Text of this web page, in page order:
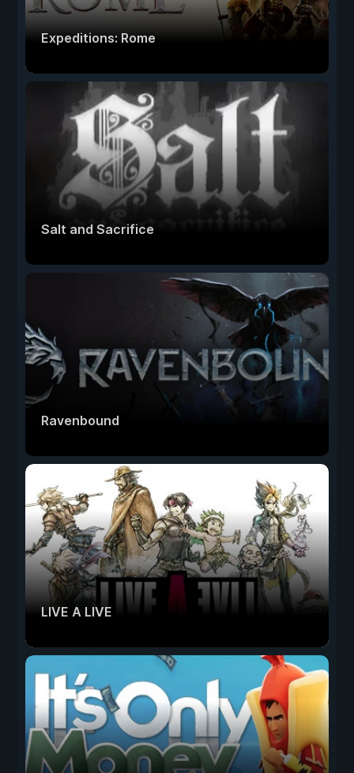
Expeditions: Rome
Salt and Sacrifice
Ravenbound
LIVE A LIVE